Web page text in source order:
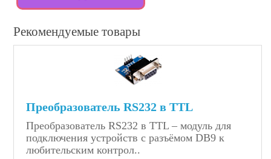
Рекомендуемые товары
Преобразователь RS232 в TTL
Преобразователь RS232 в TTL – модуль для
подключения устройств с разъёмом DB9 к
любительским контрол..